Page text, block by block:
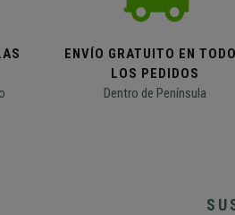
ENVÍO GRATUITO EN
LOS PEDIDOS
Dentro de Península